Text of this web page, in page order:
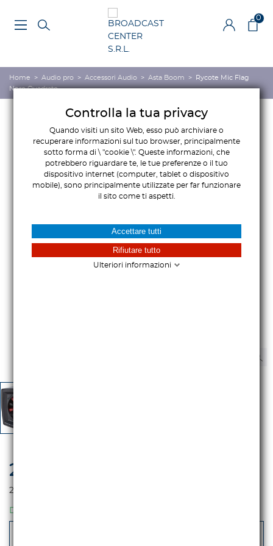
0
Home > Audio pro > Accessori Audio > Asta Boom >
Rycote Mic Flag
Nero Quadrato
20,49 €
25,00 €
DISPONIBILE
Controlla la tua privacy
Quando visiti un sito Web, esso può archiviare o
recuperare informazioni sul tuo browser, principalmente
sotto forma di \ "cookie \". Queste informazioni, che
potrebbero riguardare te, le tue preferenze o il tuo
dispositivo internet (computer, tablet o dispositivo
mobile), sono principalmente utilizzate per far funzionare
il sito come ti aspetti.
Ulteriori informazioni
Accettare tutti
Rifiutare tutto